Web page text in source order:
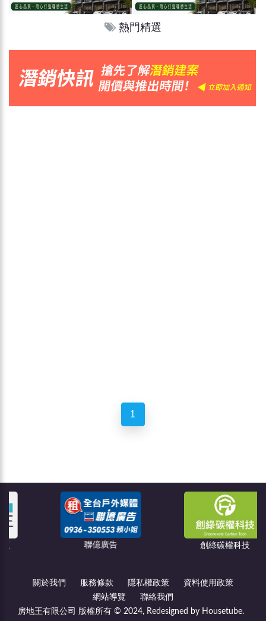
熱門精選
1
聯億廣告 創綠碳權科技
關於我們 服務條款 隱私權政策
資料使用政策
網站導覽
聯絡我們
房地王有限公司 版權所有 © 2024, Redesigned by Housetube.